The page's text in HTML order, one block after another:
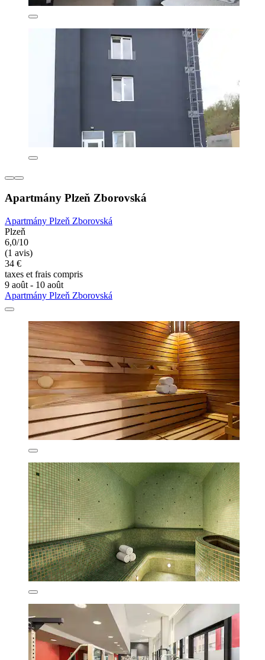
Apartmány Plzeň Zborovská
Apartmány Plzeň Zborovská
Plzeň
6,0/10
(1 avis)
34 €
taxes et frais compris
9 août - 10 août
Apartmány Plzeň Zborovská